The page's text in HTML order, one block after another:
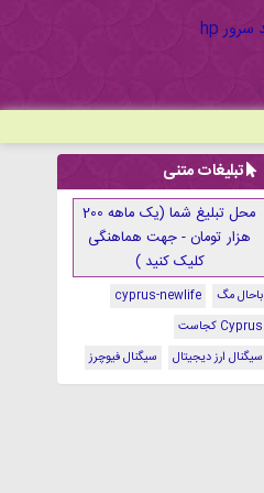
تبلیغات متنی
محل تبلیغ شما (یک ماهه 200
هزار تومان - جهت هماهنگی
کلیک کنید )
باحال مگ
cyprus-newlife
Cyprus کجاست
سیگنال ارز دیجیتال
سیگنال فیوچرز